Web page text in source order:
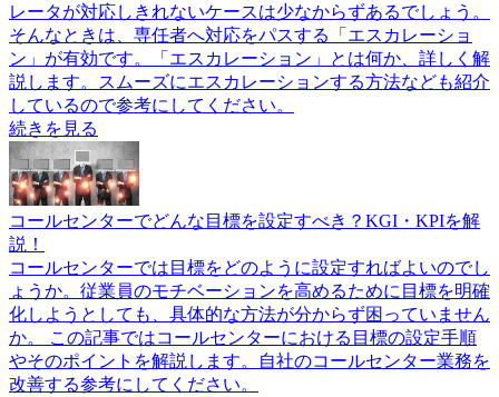
レータが対応しきれないケースは少なからずあるでしょう。
そんなときは、専任者へ対応をパスする「エスカレーショ
ン」が有効です。「エスカレーション」とは何か、詳しく解
説します。スムーズにエスカレーションする方法なども紹介
しているので参考にしてください。
続きを見る
コールセンターでどんな目標を設定すべき？KGI・KPIを解
説！
コールセンターでは目標をどのように設定すればよいのでし
ょうか。従業員のモチベーションを高めるために目標を明確
化しようとしても、具体的な方法が分からず困っていません
か。 この記事ではコールセンターにおける目標の設定手順
やそのポイントを解説します。自社のコールセンター業務を
改善する参考にしてください。